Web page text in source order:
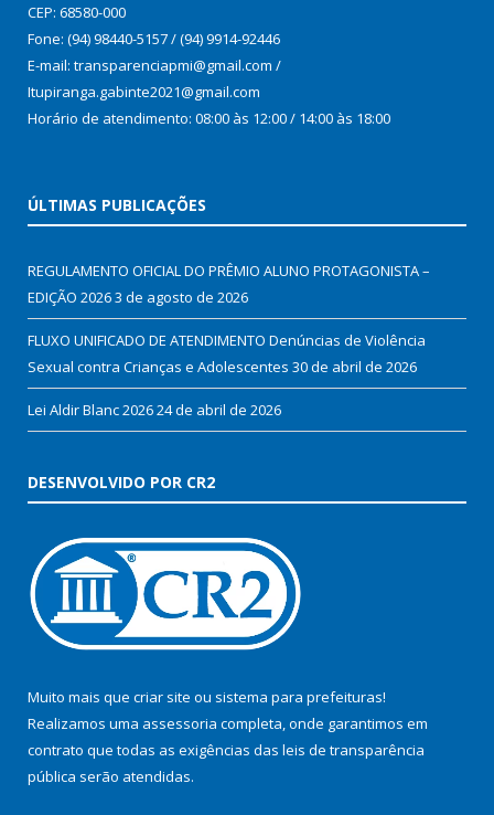
CEP: 68580-000
Fone: (94) 98440-5157 / (94) 9914-92446
E-mail: transparenciapmi@gmail.com /
Itupiranga.gabinte2021@gmail.com
Horário de atendimento: 08:00 às 12:00 / 14:00 às 18:00
ÚLTIMAS PUBLICAÇÕES
REGULAMENTO OFICIAL DO PRÊMIO ALUNO PROTAGONISTA –
EDIÇÃO 20263 de agosto de 2026
FLUXO UNIFICADO DE ATENDIMENTO Denúncias de Violência
Sexual contra Crianças e Adolescentes 30 de abril de 2026
Lei Aldir Blanc 202624 de abril de 2026
DESENVOLVIDO POR CR2
Muito mais que criar site ou sistema para prefeituras!
Realizamos uma assessoria completa, onde garantimos em
contrato que todas as exigências das leis de transparência
pública serão atendidas.